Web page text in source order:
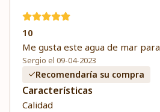
10
Me gusta este agua de mar
Sergio el 09-04-2023
Recomendaría su compra
Características
Calidad